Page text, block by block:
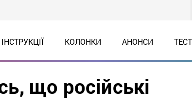
ІНСТРУКЦІЇ КОЛОНКИ АНОНСИ
що російські